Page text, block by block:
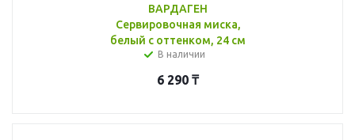
ВАРДАГЕН
Сервировочная миска,
белый с оттенком, 24 см
В наличии
6 290 ₸